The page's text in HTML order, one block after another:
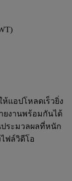
แอปโหลดเร็วยิ่ง
ยงานพร้อมกันได้
ประมวลผลที่หนัก
ฟล์วิดีโอ